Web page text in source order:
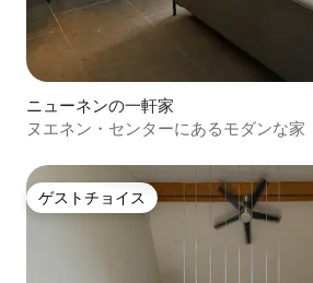
ニューネンの一軒家
ヌエネン・センターにあるモダンな家
ゲストチョイス
ゲストチョイス